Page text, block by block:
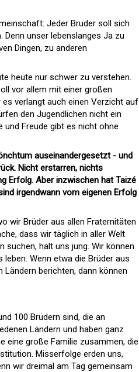
Jeder Bruder soll sich
unser lebenslanges Ja zu
Dingen, zu anderen
heute nur schwer zu verstehen.
vor allem mit einer großen
es verlangt auch einen Verzicht auf
den Jugendlichen nicht ein
und Freude gibt es nicht ohne
auseinandergesetzt - und
Nicht erstarren, nichts
Erfolg. Aber inzwischen hat Taizé
irgendwann vom eigenen Erfolg
wir Brüder aus allen Fraternitäten
dass wir täglich in aller Welt
suchen, hält uns jung. Wir können
Wenn etwa die Brüder aus
berichten, dann können
100 Brüdern sind, die an
Ländern und haben ganz
eine große Familie zusammen, die
Misserfolge erden uns,
wir dreimal am Tag gemeinsam